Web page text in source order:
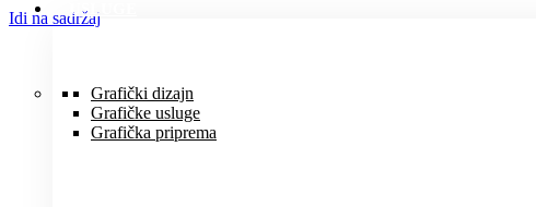
Idi na sadržajUSLUGE
Grafički dizajn
Grafičke usluge
Grafička priprema